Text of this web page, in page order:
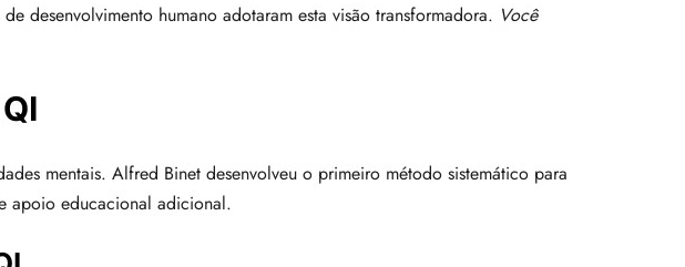
desenvolvimento humano adotaram esta visão transformadora. Você
mentais. Alfred Binet desenvolveu o primeiro método sistemático para
apoio educacional adicional.